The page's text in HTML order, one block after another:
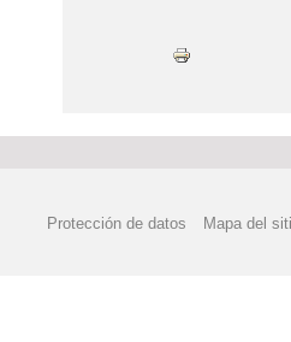
Protección de datos Mapa del